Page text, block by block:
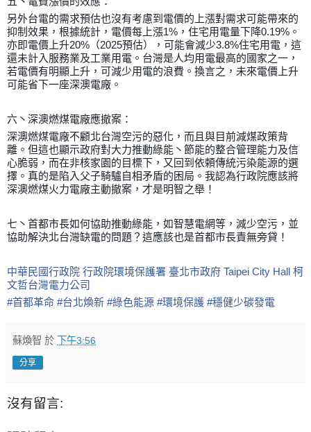
另外台電的需求預估也沒有考慮到電價的上漲對需求可能帶來的
抑制效果，根據統計，電價每上漲1%，住宅用電量下降0.19%。
亦即電價上升20%（2025預估），可能會減少3.8%住宅用電，這
還未計入服務業及工業用電。台灣是人均用電最高的國家之一，
若電價有明顯上升，可減少用電的浪費。換言之，未來電價上升
可能省下一座深澳電廠。
六丶深澳燃煤電廠應撤案：
深澳燃煤電廠不顧北台灣空污的惡化，而且與目前減煤政策背
離。但這也顯示政府對大力推動綠能丶節能的整合管理能力及信
心脆弱，而在非核家園的目標下，又回到依頼傳統污染能源的選
擇。真的是陷入父子騎驢自相矛盾的困局。我認為行政院應該將
深澳燃煤火力電廠主動撤案，才是明智之舉！
七丶首都市長如何協助推動綠能，如智慧電網等，減少空污，並
協助解決北台灣缺電的問題？這應該也是首都市長責無旁貸！
中華民國行政院 行政院環境保護署 臺北市政府 Taipei City Hall 柯
文哲台灣電力公司
#首都革命 #台北煥新 #綠色能源 #環境保護 #穩健少碳發電
蘇煥智 於 下午3:56
分享
沒有留言: